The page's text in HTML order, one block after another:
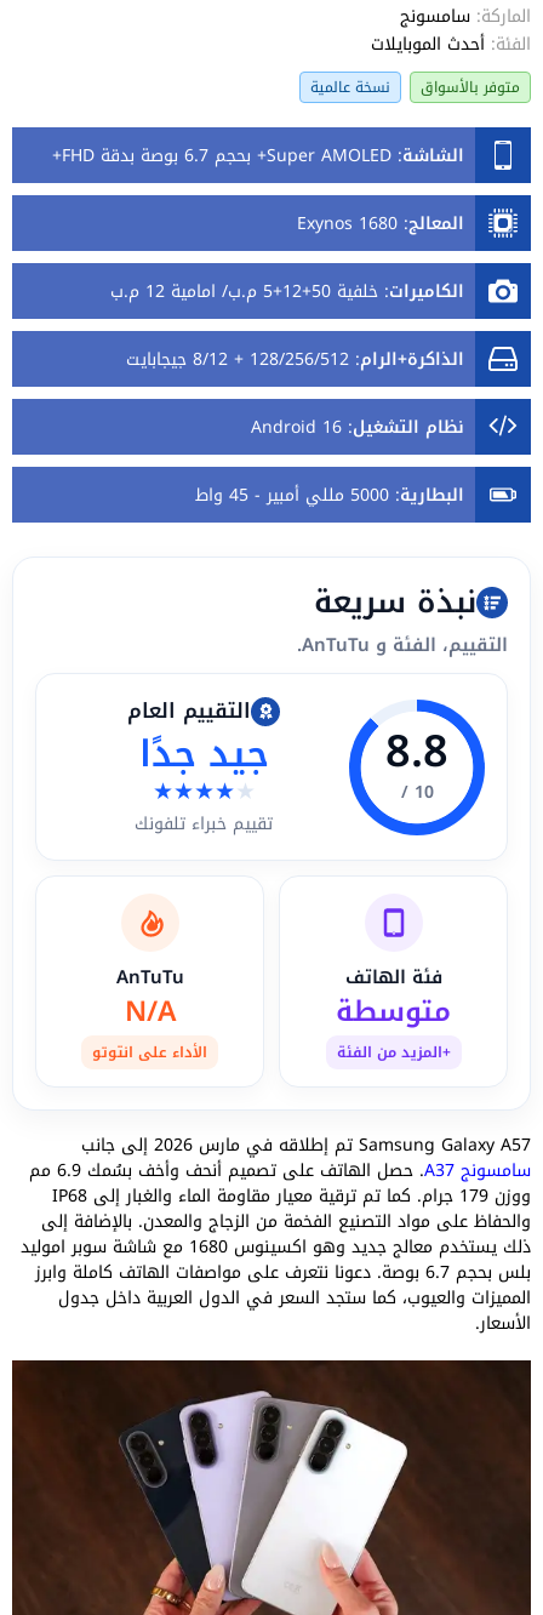
الماركة: سامسونج
الفئة: أحدث الموبايلات
متوفر بالأسواق نسخة عالمية
الشاشة: Super AMOLED+ بحجم 6.7 بوصة بدقة FHD+
المعالج:
Exynos 1680
الكاميرات: خلفية 50+12+5 م.ب/ امامية 12 م.ب
الذاكرة+الرام: 128/256/512 + 8/12 جيجابايت
نظام التشغيل:
Android 16
البطارية: 5000 مللي أمبير - 45 واط
نبذة سريعة
التقييم، الفئة و AnTuTu.
8.8
10 /
التقييم العام
جيد جدًا
★★★★★
تقييم خبراء تلفونك
فئة الهاتف
متوسطة
+المزيد من الفئة
AnTuTu
N/A
الأداء على انتوتو
Samsung Galaxy A57 تم إطلاقه في مارس 2026 إلى جانب
سامسونج A37 . حصل الهاتف على تصميم أنحف وأخف بسُمك 6.9 مم
ووزن 179 جرام. كما تم ترقية معيار مقاومة الماء والغبار إلى IP68
والحفاظ على مواد التصنيع الفخمة من الزجاج والمعدن. بالإضافة إلى
ذلك يستخدم معالج جديد وهو اكسينوس 1680 مع شاشة سوبر اموليد
بلس بحجم 6.7 بوصة. دعونا نتعرف على مواصفات الهاتف كاملة وابرز
المميزات والعيوب، كما ستجد السعر في الدول العربية داخل جدول
الأسعار.